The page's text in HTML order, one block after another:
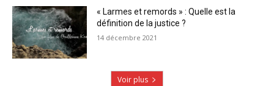
« Larmes et remords » : Quelle est la
définition de la justice ?
14 décembre 2021
Voir plus